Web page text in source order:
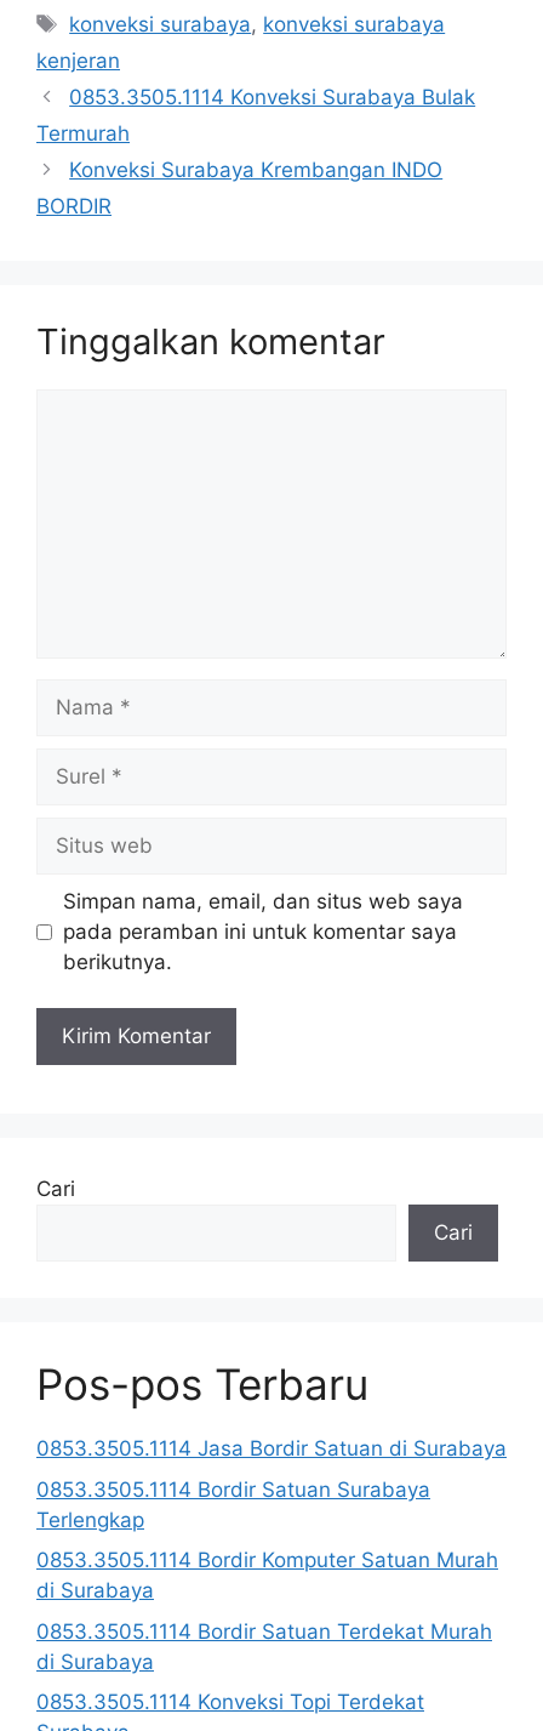
Tag
konveksi surabaya, konveksi surabaya
kenjeran
0853.3505.1114 Konveksi Surabaya Bulak
Termurah
Konveksi Surabaya Krembangan INDO
BORDIR
Tinggalkan komentar
web
Simpan nama, email, dan situs web saya
pada peramban ini untuk komentar saya
berikutnya.
Cari
Cari
Pos-pos Terbaru
0853.3505.1114 Jasa Bordir Satuan di Surabaya
0853.3505.1114 Bordir Satuan Surabaya
Terlengkap
0853.3505.1114 Bordir Komputer Satuan Murah
di Surabaya
0853.3505.1114 Bordir Satuan Terdekat Murah
di Surabaya
0853.3505.1114 Konveksi Topi Terdekat